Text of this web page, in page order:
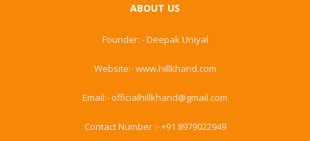
ABOUT US
Founder: - Deepak Uniyal
Website:- www.hillkhand.com
Email:- officialhillkhand@gmail.com
Contact Number :- +91 8979022949